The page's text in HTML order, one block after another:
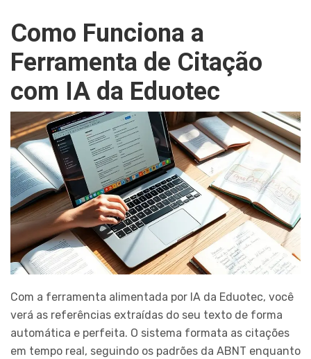
Como Funciona a
Ferramenta de Citação
com IA da Eduotec
Com a ferramenta alimentada por IA da Eduotec, você
verá as referências extraídas do seu texto de forma
automática e perfeita. O sistema formata as citações
em tempo real, seguindo os padrões da ABNT enquanto